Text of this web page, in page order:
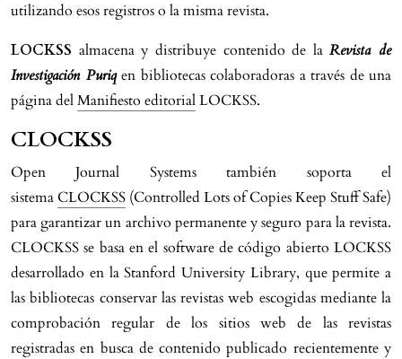
utilizando esos registros o la misma revista.
LOCKSS almacena y distribuye contenido de laRevista de
Investigación Puriqen bibliotecas colaboradoras a través de una
página delManifiesto editorialLOCKSS.
CLOCKSS
Open Journal Systems también soporta el
sistemaCLOCKSS (Controlled Lots of Copies Keep Stuff Safe)
para garantizar un archivo permanente y seguro para la revista.
CLOCKSS se basa en el software de código abierto LOCKSS
desarrollado en la Stanford University Library, que permite a
las bibliotecas conservar las revistas web escogidas mediante la
comprobación regular de los sitios web de las revistas
registradas en busca de contenido publicado recientemente y